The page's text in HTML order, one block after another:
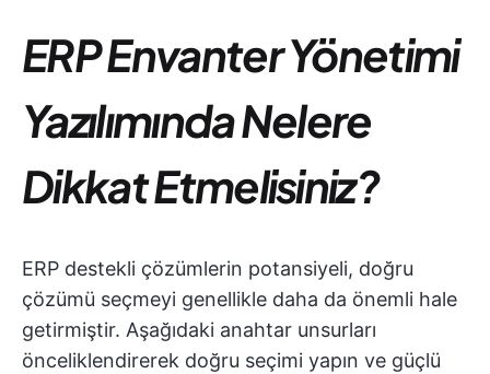
ERP Envanter Yönetimi
Yazılımında Nelere
Dikkat Etmelisiniz?
ERP destekli çözümlerin potansiyeli, doğru
çözümü seçmeyi genellikle daha da önemli hale
getirmiştir. Aşağıdaki anahtar unsurları
önceliklendirerek doğru seçimi yapın ve güçlü